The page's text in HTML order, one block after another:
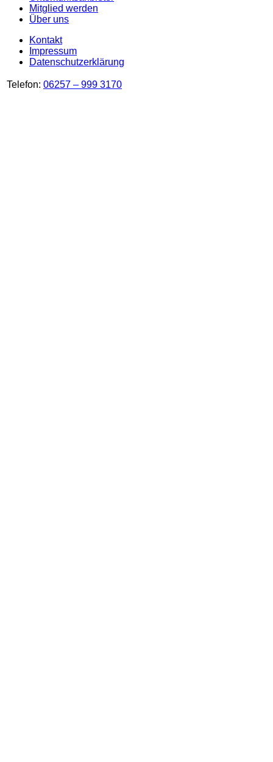
Mitglied werden
Über uns
Kontakt
Impressum
Datenschutzerklärung
Telefon: 06257 – 999 3170